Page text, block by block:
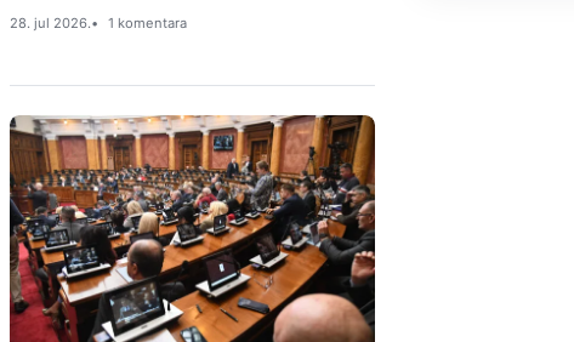
28. jul 2026. 1 komentara